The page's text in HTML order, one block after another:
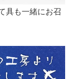
具も一緒にお召